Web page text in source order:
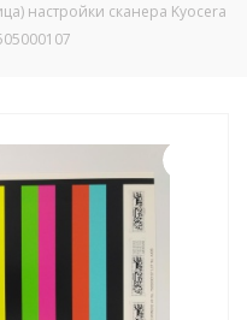
настройки сканера Kyocera